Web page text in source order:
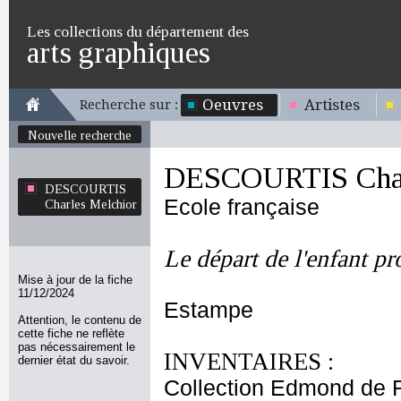
Les collections du département des
arts graphiques
Recherche sur : Oeuvres Artistes
Nouvelle recherche
DESCOURTIS
Charles Melchior
Mise à jour de la fiche
11/12/2024
Attention, le contenu de
cette fiche ne reflète
pas nécessairement le
dernier état du savoir.
DESCOURTIS
Ecole française
Le départ de l'enfant
Estampe
INVENTAIRES :
Collection Edmond de